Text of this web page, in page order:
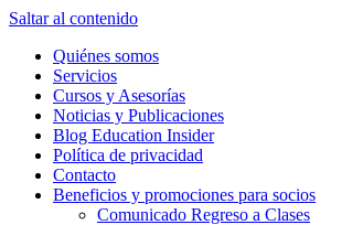
Saltar al contenido
Quiénes somos
Servicios
Cursos y Asesorías
Noticias y Publicaciones
Blog Education Insider
Política de privacidad
Contacto
Beneficios y promociones para socios
Comunicado Regreso a Clases